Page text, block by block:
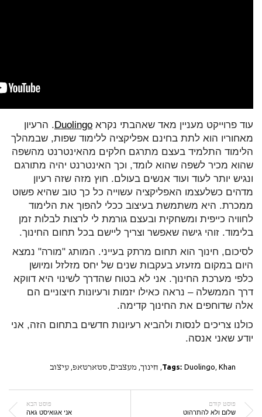
עוד פרוייקט מעניין מאד שאהבתי נקרא Duolingo. הרעיון
מאחוריו הוא לתת בחינם אפליקציה ללימוד שפות, שבמהלך
הלימוד התלמיד בעצם מתרגם חלקים מהאינטרנט מהשפה
שהוא מכיר לשפה שהוא לומד, וכך האינטרנט יהיה מתורגם
ונגיש יותר לעוד ועוד אנשים בעולם. חוץ מזה שזה רעיון
מדהים כשלעצמו האפליקציה עשוייה כל כך טוב שהיא פשוט
ממכרת. היא משתמשת בעיצוב ככלי להפוך את הלימוד
לחוויה כייפית ומשחקית ובעצם גורמת לי לרצות לבלות זמן
בלימוד. זוהי גישה שאפשר וצריך ליישם בכל תחום החינוך.
לסיכום, חינוך הוא תחום מרתק בעייני. המותג "מורה" נמצא
היום במקום מזעזע בעקבות שנים של יחס מזלזל ומיושן
כלפי מערכת החינוך. אני לא בטוח שהדרך לשינוי היא דווקא
דרך הממשלה – נראה כאילו יזמות ורעיונות חיצוניים הם
אלה שדוחפים את החינוך קדימה.
כולנו צריכים לנסות ולהביא רעיונות חדשים בתחום הזה, אני
יודע שאני אנסה.
Tags: Duolingo, Khan
, חינוך, מעצבים, סטארטאפ, עיצוב
פוסט קודם
שלום ולא להתרהוט
פוסט הבא
אני אגואיסט גאה